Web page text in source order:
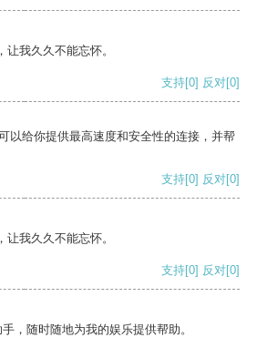
我久久不能忘怀。
支持[0] 反对[0]
以给你提供最高速度和安全性的连接，并帮
支持[0] 反对[0]
我久久不能忘怀。
支持[0] 反对[0]
，随时随地为我的娱乐提供帮助。